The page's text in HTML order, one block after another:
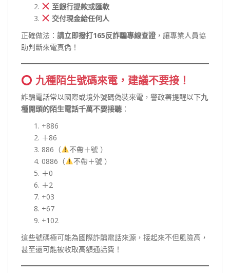
至銀行提款或匯款
交付現金給任何人
正確做法： 請立即撥打165反詐騙專線查證 ，讓專業人員協
助判斷來電真偽！
九種陌生號碼來電，建議不要接！
詐騙電話常以國際或境外號碼偽裝來電，警政署提醒以下九
種開頭的陌生電話千萬不要接聽 ：
+886
＋86
886（
不帶＋號 ）
0886（
不帶＋號 ）
＋0
＋2
+03
+67
+102
這些號碼極可能為國際詐騙電話來源，接起來不但風險高，
甚至還可能被收取高額通話費！